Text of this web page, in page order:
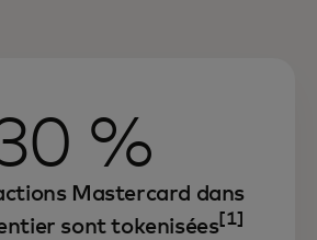
%
Mastercard dans
sont tokenisées[1]